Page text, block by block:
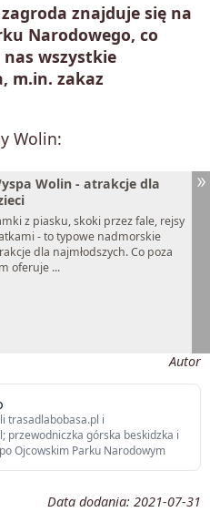
znajduje się na
Narodowego, co
nas wszystkie
m.in. zakaz
Wolin:
Wolin - atrakcje dla
z piasku, skoki przez fale, rejsy
- to typowe nadmorskie
dla najmłodszych. Co poza
oferuje ...
Autor
trasadlabobasa.pl i
przewodniczka górska beskidzka i
Ojcowskim Parku Narodowym
Data dodania: 2021-07-31